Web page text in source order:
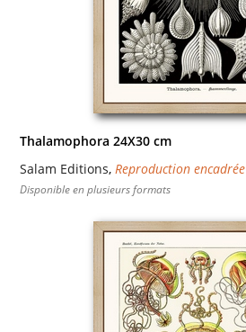
Thalamophora 24X30 cm
Salam Editions, Reproduction encadrée
Disponible en plusieurs formats